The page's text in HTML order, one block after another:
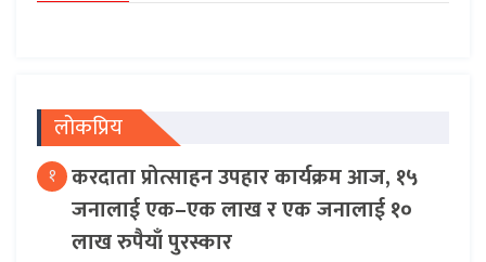
लोकप्रिय
१ करदाता प्रोत्साहन उपहार कार्यक्रम आज, १५
जनालाई एक–एक लाख र एक जनालाई १०
लाख रुपैयाँ पुरस्कार